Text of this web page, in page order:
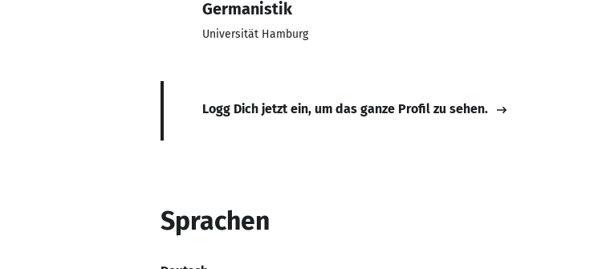
Germanistik
Universität Hamburg
Logg Dich jetzt ein, um das ganze Profil zu sehen.
Sprachen